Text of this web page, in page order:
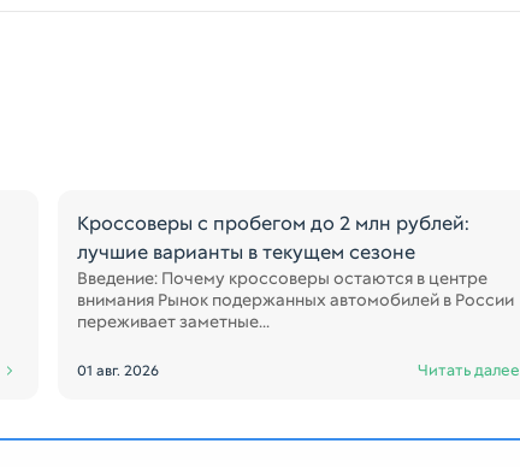
Кроссоверы с пробегом до 2 млн рублей:
лучшие варианты в текущем сезоне
Введение: Почему кроссоверы остаются в центре
внимания Рынок подержанных автомобилей в России
переживает заметные...
01 авг. 2026 Читать далее